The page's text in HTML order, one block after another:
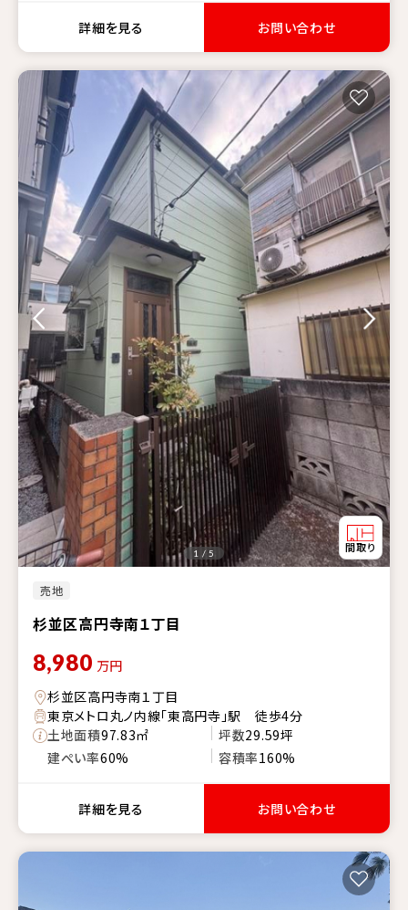
詳細を見る お問い合わせ
売地
杉並区高円寺南１丁目
1 / 5
8,980 万円
杉並区高円寺南１丁目
東京メトロ丸ノ内線「東高円寺」駅 徒歩4分
土地面積97.83㎡ 坪数29.59坪
建ぺい率60% 容積率160%
詳細を見る お問い合わせ